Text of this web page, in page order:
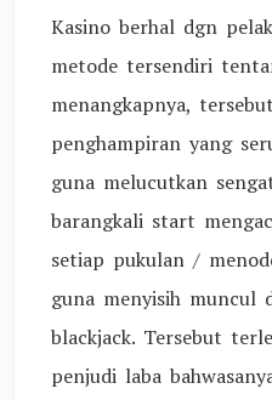
Kasino berhal dgn
metode tersendiri
menangkapnya,
penghampiran yang
guna melucutkan
barangkali start
setiap pukulan /
guna menyisih muncul
blackjack. Tersebut
penjudi laba